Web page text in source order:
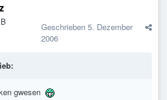
Geschrieben 5. Dezember
2006
gwesen